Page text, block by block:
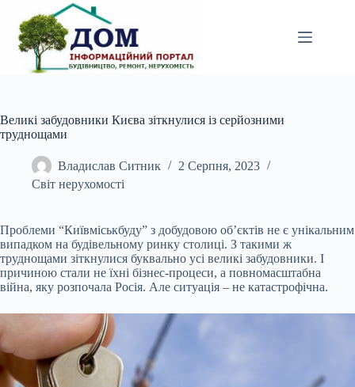
вмісту
Великі забудовники Києва зіткнулися із серйозними
труднощами
Владислав Ситник
2 Серпня, 2023
Світ нерухомості
Проблеми “Київміськбуду” з добудовою об’єктів не є унікальним
випадком на будівельному ринку столиці. З такими ж
труднощами зіткнулися буквально усі великі забудовники. І
причиною стали не їхні бізнес-процеси, а повномасштабна
війна, яку розпочала Росія. Але ситуація – не катастрофічна.